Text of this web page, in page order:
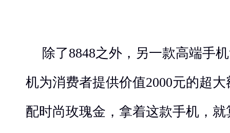
除了8848之外，另一款高端手
机为消费者提供价值2000元的超
配时尚玫瑰金，拿着这款手机，